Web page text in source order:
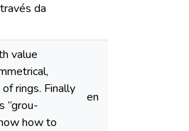
da
value
rings. Finally
”grou-
how to
en